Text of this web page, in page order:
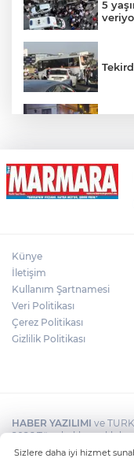
5
Künye
İletişim
Kullanım Şartnamesi
Veri Politikası
Çerez Politikası
Gizlilik Politikası
HABER YAZILIMI ve
2026 Tüm hakları saklıdır.
Sizlere daha iyi hizmet